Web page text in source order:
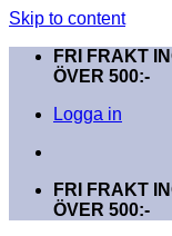
Skip to content
FRI FRAKT
ÖVER 500:-
Logga in
FRI FRAKT
ÖVER 500:-